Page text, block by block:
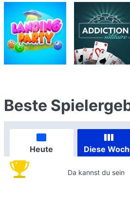
Beste
Heute Diese
Da kannst du sein